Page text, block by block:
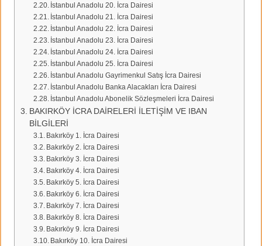
İstanbul Anadolu 20. İcra Dairesi
İstanbul Anadolu 21. İcra Dairesi
İstanbul Anadolu 22. İcra Dairesi
İstanbul Anadolu 23. İcra Dairesi
İstanbul Anadolu 24. İcra Dairesi
İstanbul Anadolu 25. İcra Dairesi
İstanbul Anadolu Gayrimenkul Satış İcra Dairesi
İstanbul Anadolu Banka Alacakları İcra Dairesi
İstanbul Anadolu Abonelik Sözleşmeleri İcra Dairesi
BAKIRKÖY İCRA DAİRELERİ İLETİŞİM VE IBAN
BİLGİLERİ
Bakırköy 1. İcra Dairesi
Bakırköy 2. İcra Dairesi
Bakırköy 3. İcra Dairesi
Bakırköy 4. İcra Dairesi
Bakırköy 5. İcra Dairesi
Bakırköy 6. İcra Dairesi
Bakırköy 7. İcra Dairesi
Bakırköy 8. İcra Dairesi
Bakırköy 9. İcra Dairesi
Bakırköy 10. İcra Dairesi